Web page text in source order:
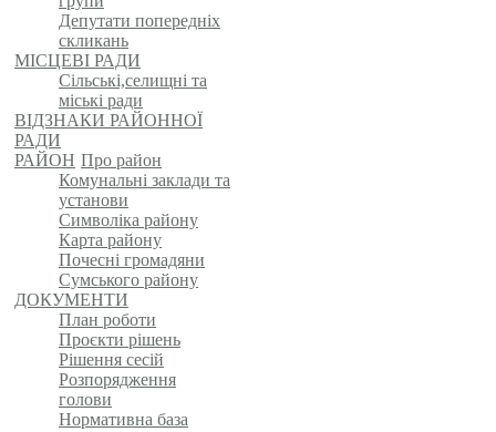
Депутати попередніх
скликань
МІСЦЕВІ РАДИ
Сільські,селищні та
міські ради
ВІДЗНАКИ РАЙОННОЇ
РАДИ
РАЙОН Про район
Комунальні заклади та
установи
Символіка району
Карта району
Почесні громадяни
Сумського району
ДОКУМЕНТИ
План роботи
Проєкти рішень
Рішення сесій
Розпорядження
голови
Нормативна база